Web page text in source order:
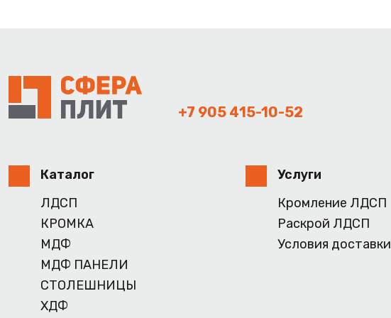
+7 905 415-10-52
Каталог
ЛДСП
КРОМКА
МДФ
МДФ ПАНЕЛИ
СТОЛЕШНИЦЫ
ХДФ
Услуги
Кромление ЛДСП
Раскрой ЛДСП
Условия доставки